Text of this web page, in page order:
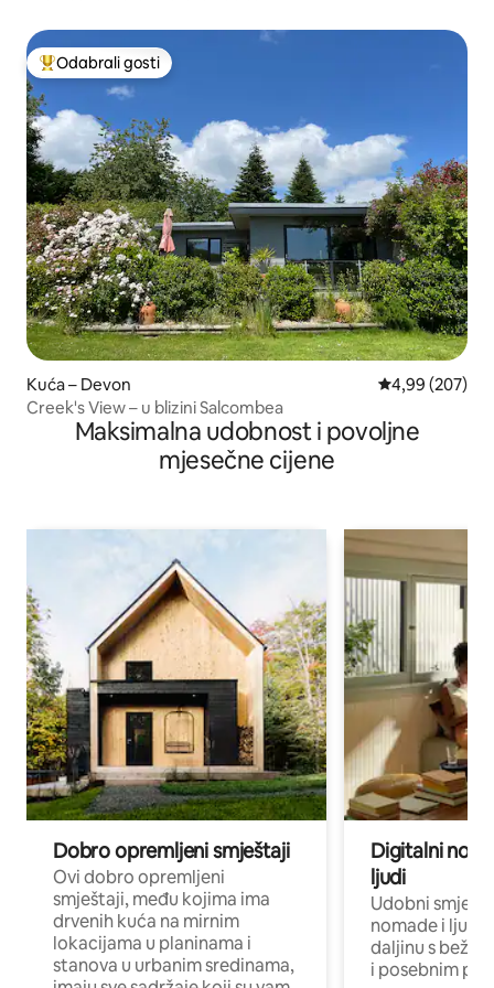
Među najviše rangiranima s oznakom „Odabrali gosti”
Odabrali gosti
Kuća – Devon Prosječna
4,99 (207)
Creek's View – u blizini Salcombea
Maksimalna udobnost i povoljne
mjesečne cijene
Dobro opremljeni smještaji
Ovi dobro opremljeni
smještaji, među kojima ima
drvenih kuća na mirnim
lokacijama u planinama i
stanova u urbanim sredinama,
Digitalni
ljudi
Udobni
nomade i ljude
daljinu s
i posebnim